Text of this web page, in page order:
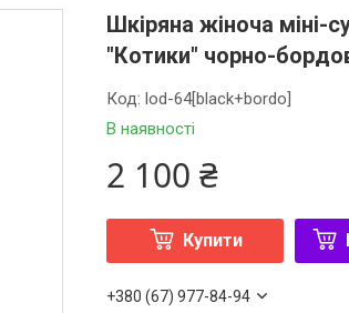
Шкіряна жіноча міні-
"Котики" чорно-
В наявності
Код:lod-64[black+bordo]
2 100 ₴
Купити
+380 (67) 977-84-94